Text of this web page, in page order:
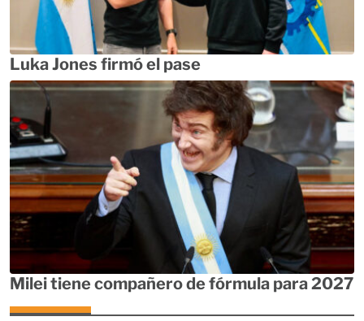
Luka Jones firmó el pase
Milei tiene compañero de fórmula para 2027